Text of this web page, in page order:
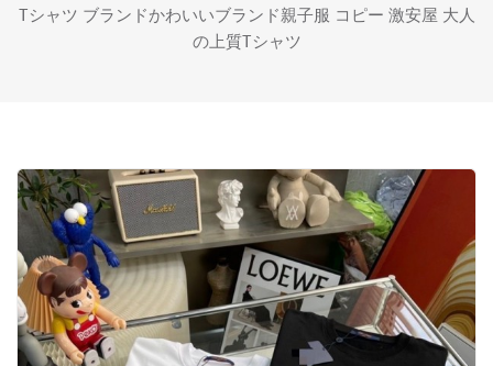
Tシャツ ブランドかわいいブランド親子服 コピー 激安屋 大人
の上質Tシャツ